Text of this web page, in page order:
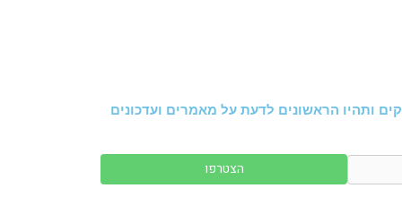
ותהיו הראשונים לדעת על מאמרים ועדכונים